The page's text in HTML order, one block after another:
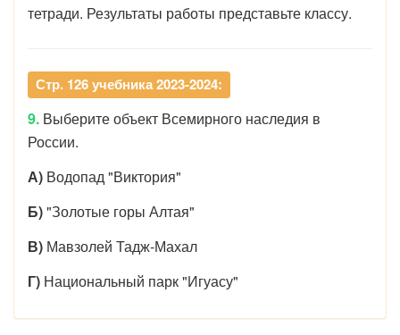
тетради. Результаты работы представьте классу.
Стр. 126 учебника 2023-2024:
9. Выберите объект Всемирного наследия в
России.
А) Водопад "Виктория"
Б)"Золотые горы Алтая"
В) Мавзолей Тадж-Махал
Г) Национальный парк "Игуасу"